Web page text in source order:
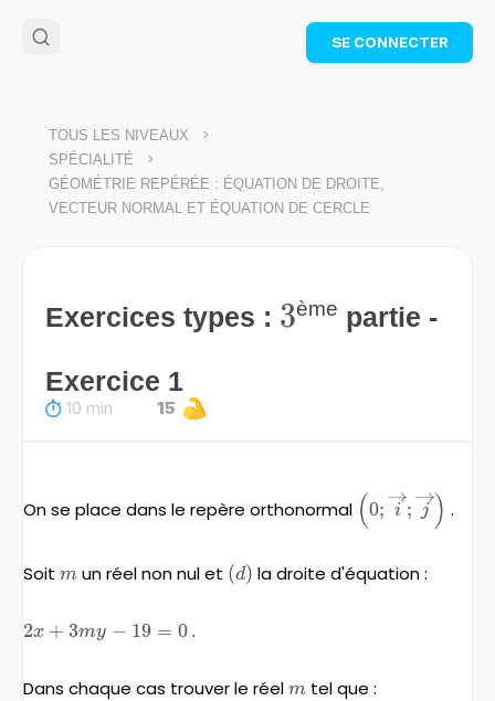
🌴Cahier de vacances offert
: révise les maths cet
Télécharge ton PDF gratuit et progresse avec des
SE CONNECTER
TOUS LES NIVEAUX >
SPÉCIALITÉ >
GÉOMÉTRIE REPÉRÉE : ÉQUATION DE DROITE,
VECTEUR NORMAL ET ÉQUATION DE CERCLE
Exercices types : 3
3ème partie -
Exercice 1
10 min 15
On se place dans le repère orthonormal (0; i ; j ) .
Soit m
m un réel non nul et \left(d\right)
(d) la droite d'équation :
2x+3my-
2x + 3my − 19 = 0.
Dans chaque cas trouver le réelm
m tel que :